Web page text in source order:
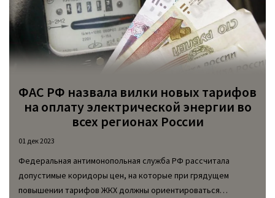
ФАС РФ назвала вилки новых тарифов
на оплату электрической энергии во
всех регионах России
01 дек 2023
Федеральная антимонопольная служба РФ рассчитала
допустимые коридоры цен, на которые при грядущем
повышении тарифов ЖКХ должны ориентироваться